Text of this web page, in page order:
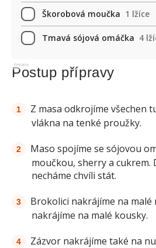
Škorobová moučka 1 lžíce
Tmavá sójová omáčka 4
Reklama
Postup přípravy
Z masa odkrojíme všechen
vlákna na tenké proužky.
Maso spojíme se sójovou
moučkou, sherry a cukrem.
necháme chvíli stát.
Brokolici nakrájíme na
nakrájíme na malé kousky.
Zázvor nakrájíme také na